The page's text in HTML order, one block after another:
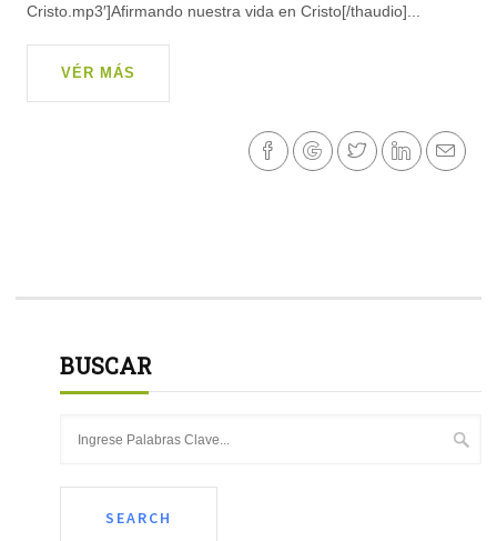
Cristo.mp3′]Afirmando nuestra vida en Cristo[/thaudio]...
VÉR MÁS
BUSCAR